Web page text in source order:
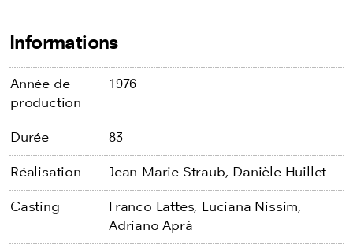
Informations
Année de
production
1976
Durée 83
Réalisation Jean-Marie Straub, Danièle Huillet
Casting Franco Lattes, Luciana Nissim,
Adriano Aprà